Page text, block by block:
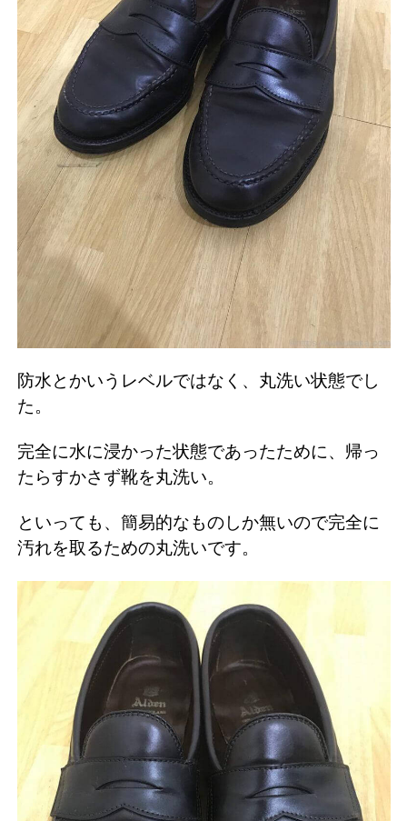
防水とかいうレベルではなく、丸洗い状態でし
た。
完全に水に浸かった状態であったために、帰っ
たらすかさず靴を丸洗い。
といっても、簡易的なものしか無いので完全に
汚れを取るための丸洗いです。